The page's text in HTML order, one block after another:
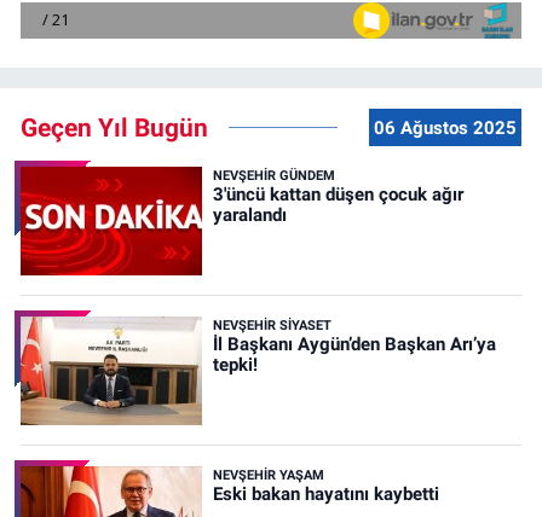
Geçen Yıl Bugün 06 Ağustos 2025
NEVŞEHIR GÜNDEM
3'üncü kattan düşen çocuk ağır
yaralandı
NEVŞEHIR SIYASET
İl Başkanı Aygün’den Başkan Arı’ya
tepki!
NEVŞEHIR YAŞAM
Eski bakan hayatını kaybetti